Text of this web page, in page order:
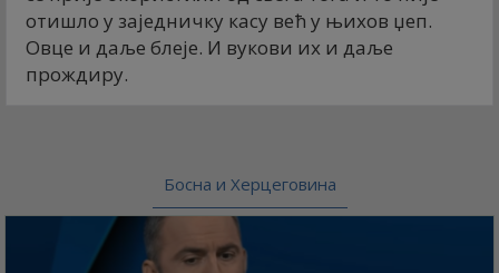
отишло у заједничку касу већ у њихов џеп.
Овце и даље блеје. И вукови их и даље
прождиру.
Босна и Херцеговина